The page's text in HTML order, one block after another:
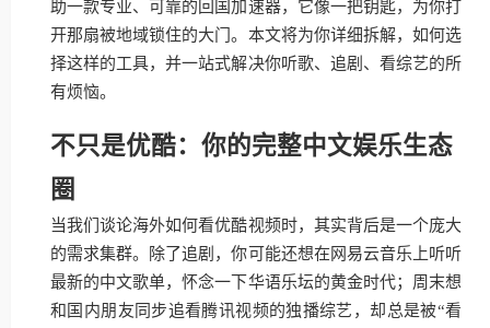
助一款专业、可靠的回国加速器，它像一把钥匙，为你打
开那扇被地域锁住的大门。本文将为你详细拆解，如何选
择这样的工具，并一站式解决你听歌、追剧、看综艺的所
有烦恼。
不只是优酷：你的完整中文娱乐生态
圈
当我们谈论海外如何看优酷视频时，其实背后是一个庞大
的需求集群。除了追剧，你可能还想在网易云音乐上听听
最新的中文歌单，怀念一下华语乐坛的黄金时代；周末想
和国内朋友同步追看腾讯视频的独播综艺，却总是被“看